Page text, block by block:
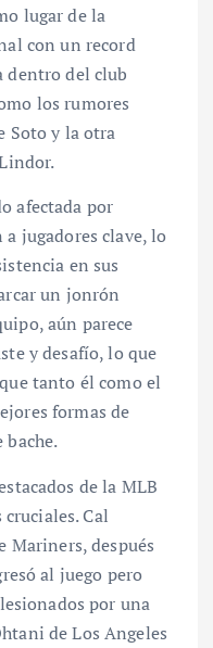
lugar de la
con un record
dentro del club
los rumores
Soto y la otra
afectada por
jugadores clave, lo
en sus
un jonrón
aún parece
y desafío, lo que
tanto él como el
formas de
bache.
de la MLB
Cal
Mariners, después
al juego pero
por una
de Los Angeles